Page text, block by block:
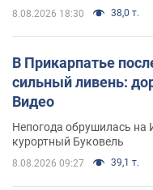
8.08.2026 18:30 38,0 т.
В Прикарпатье
сильный ливень:
Видео
Непогода обрушилась на
курортный Буковель
8.08.2026 09:27 39,1 т.